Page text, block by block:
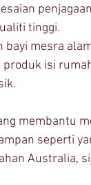
tinggi.
mesra
isi
membantu
seperti
Australia,